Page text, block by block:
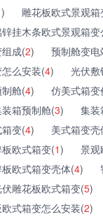
) 雕花板欧式景观箱
锌挂木条欧式景观箱变
成(2) 预制舱变电
么安装(4)
光伏
舱(4) 仿美式箱变
箱预制舱(3) 集装
变(4) 美式箱变
欧式箱变(1) 景观
欧式箱变壳体(4)
雕花板欧式箱变(5)
式箱变怎么安装(2)